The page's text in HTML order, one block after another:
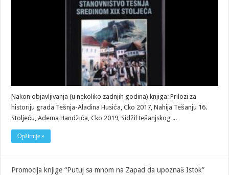
knjiga
tešanjskoj
prošlosti
Nakon objavljivanja (u nekoliko zadnjih godina) knjiga: Prilozi za
historiju grada Tešnja-Aladina Husića, Cko 2017, Nahija Tešanju 16.
Stoljeću, Adema Handžića, Cko 2019, Sidžil tešanjskog ...
Opširnije »
Promocija knjige “Putuj sa mnom na Zapad da upoznaš Istok”